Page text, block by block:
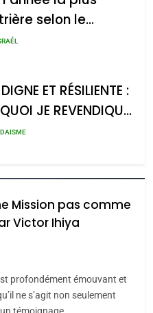
selon le
d’ADL contre
DIGNE ET RÉSILIENTE :
JE REVENDIQUE
par Thérèse
NOUS MANQUE –
Hadida
: Les amandes de
le miel de Tadla
Mission pas comme
Victor Ihiya
profondément émouvant et
ne s’agit non seulement